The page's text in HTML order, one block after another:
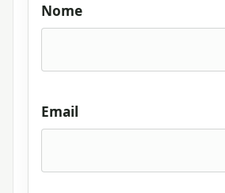
Nome
Email